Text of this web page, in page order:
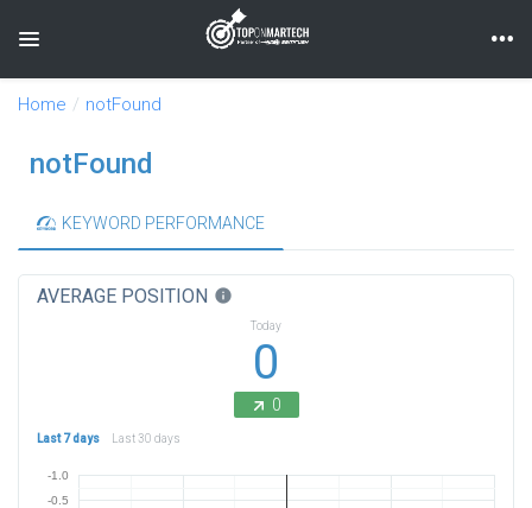
Toggle navigation
Home notFound
notFound
KEYWORD PERFORMANCE
AVERAGE POSITION info
Today
0
0
Last 7 days Last 30 days
-1.0
-0.5